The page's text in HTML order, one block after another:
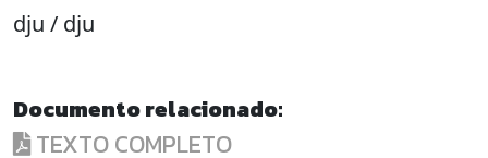
dju / dju
Documento relacionado:
TEXTO COMPLETO